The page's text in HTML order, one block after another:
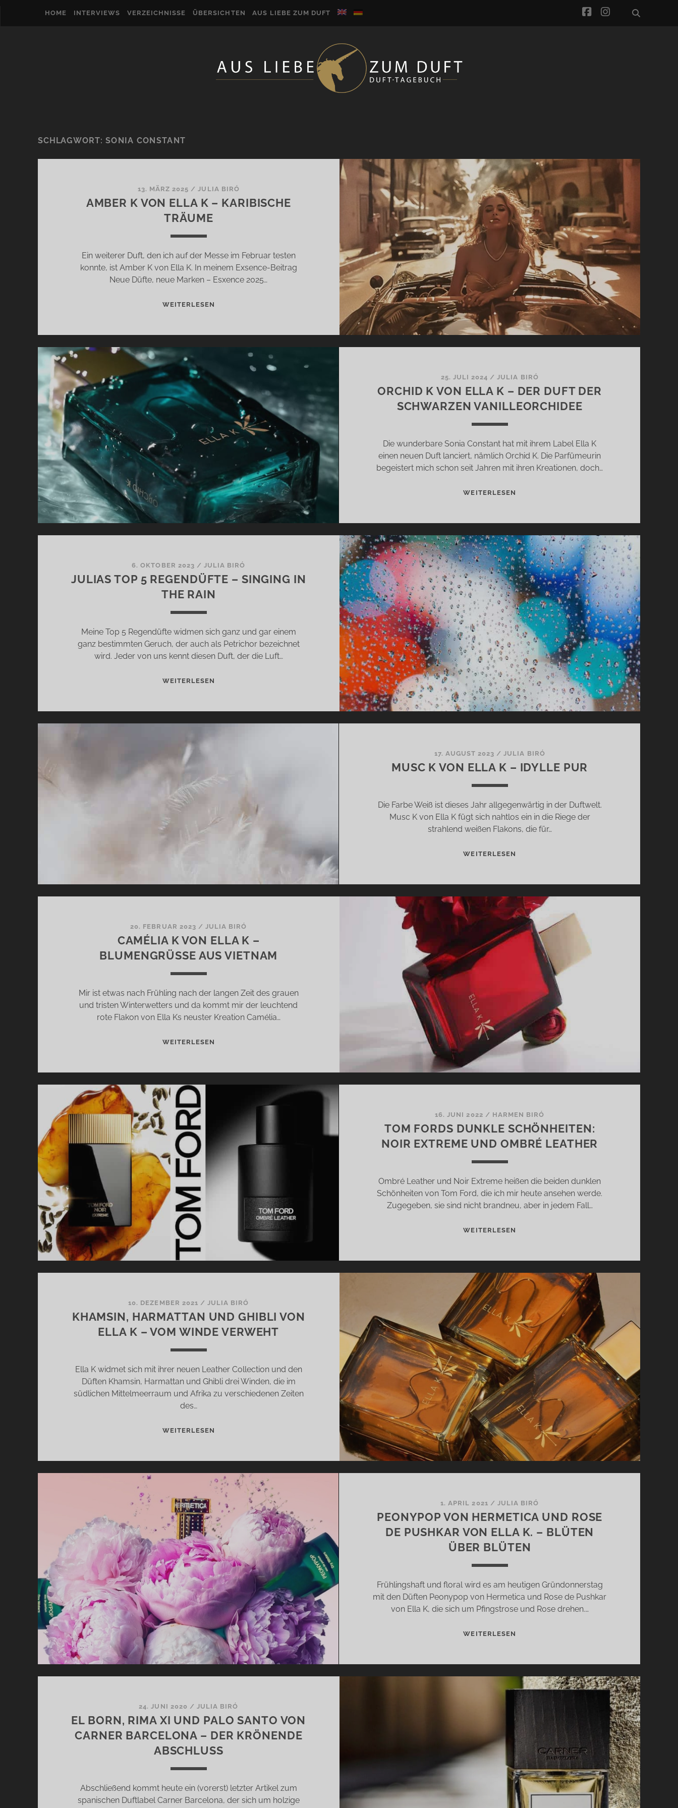
HOME INTERVIEWS VERZEICHNISSE ÜBERSICHTEN AUS LIEBE ZUM DUFT facebook
instagram
SCHLAGWORT:SONIA CONSTANT
13. MÄRZ 2025 /JULIA BIRÓ
AMBER K VON ELLA K – KARIBISCHE
TRÄUME
Ein weiterer Duft, den ich auf der Messe im Februar testen
konnte, ist Amber K von Ella K. In meinem Exsence-Beitrag
Neue Düfte, neue Marken – Esxence 2025…
WEITERLESEN
KARIBISCHE
TRÄUME
25. JULI 2024 /JULIA BIRÓ
ORCHID K VON ELLA K – DER DUFT DER
SCHWARZEN VANILLEORCHIDEE
Die wunderbare Sonia Constant hat mit ihrem Label Ella K
einen neuen Duft lanciert, nämlich Orchid K. Die Parfümeurin
begeistert mich schon seit Jahren mit ihren Kreationen, doch…
WEITERLESEN
K
–
DER
DUFT
DER
SCHWARZEN
VANILLEORCHIDEE
6. OKTOBER 2023 / JULIA BIRÓ
JULIAS TOP 5 REGENDÜFTE – SINGING IN
THE RAIN
Meine Top 5 Regendüfte widmen sich ganz und gar einem
ganz bestimmten Geruch, der auch als Petrichor bezeichnet
wird. Jeder von uns kennt diesen Duft, der die Luft…
WEITERLESEN
17. AUGUST 2023 /JULIA BIRÓ
MUSC K VON ELLA K – IDYLLE PUR
Die Farbe Weiß ist dieses Jahr allgegenwärtig in der Duftwelt.
Musc K von Ella K fügt sich nahtlos ein in die Riege der
strahlend weißen Flakons, die für…
WEITERLESEN
–
IDYLLE
PUR
20. FEBRUAR 2023 / JULIA BIRÓ
CAMÉLIA K VON ELLA K –
BLUMENGRÜSSE AUS VIETNAM
Mir ist etwas nach Frühling nach der langen Zeit des grauen
und tristen Winterwetters und da kommt mir der leuchtend
rote Flakon von Ella Ks neuster Kreation Camélia…
WEITERLESEN
16. JUNI 2022 / HARMEN BIRÓ
TOM FORDS DUNKLE SCHÖNHEITEN:
NOIR EXTREME UND OMBRÉ LEATHER
Ombré Leather und Noir Extreme heißen die beiden dunklen
Schönheiten von Tom Ford, die ich mir heute ansehen werde.
Zugegeben, sie sind nicht brandneu, aber in jedem Fall…
WEITERLESEN
NOIR
EXTREME
UND
OMBRÉ
LEATHER
10. DEZEMBER 2021 /JULIA BIRÓ
KHAMSIN, HARMATTAN UND GHIBLI VON
ELLA K – VOM WINDE VERWEHT
Ella K widmet sich mit ihrer neuen Leather Collection und den
Düften Khamsin, Harmattan und Ghibli drei Winden, die im
südlichen Mittelmeerraum und Afrika zu verschiedenen Zeiten
des…
WEITERLESEN
VON
ELLA
K
VOM
WINDE
VERWEHT
1. APRIL 2021 / JULIA BIRÓ
PEONYPOP VON HERMETICA UND ROSE
DE PUSHKAR VON ELLA K. – BLÜTEN
ÜBER BLÜTEN
Frühlingshaft und floral wird es am heutigen Gründonnerstag
mit den Düften Peonypop von Hermetica und Rose de Pushkar
von Ella K, die sich um Pfingstrose und Rose drehen.…
WEITERLESEN
ROSE
DE
PUSHKAR
VON
K.
–
BLÜTEN
ÜBER
BLÜTEN
24. JUNI 2020 / JULIA BIRÓ
EL BORN, RIMA XI UND PALO SANTO VON
CARNER BARCELONA – DER KRÖNENDE
ABSCHLUSS
Abschließend kommt heute ein (vorerst) letzter Artikel zum
spanischen Duftlabel Carner Barcelona, der sich um holzige